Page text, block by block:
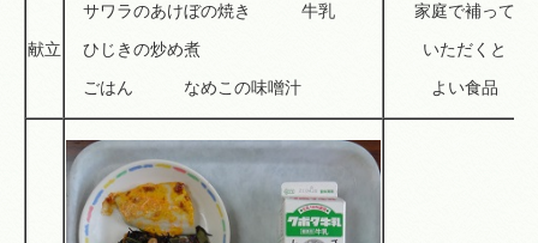
献立
サワラのあけぼの焼き 牛乳
ひじきの炒め煮
ごはん なめこの味噌汁
家庭で補って
いただくと
よい食品